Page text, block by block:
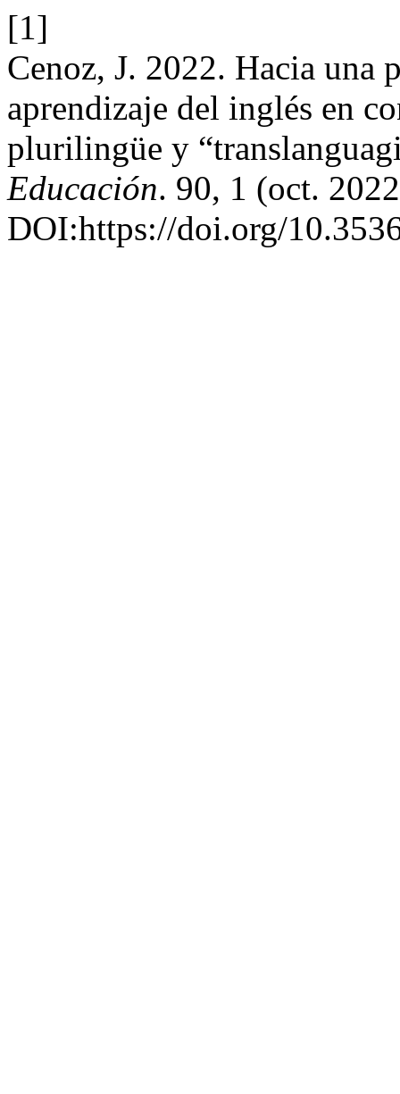
[1]
Cenoz, J. 2022. Hacia una
aprendizaje del inglés en
plurilingüe y
Educación. 90, 1 (oct.
DOI:https://doi.org/